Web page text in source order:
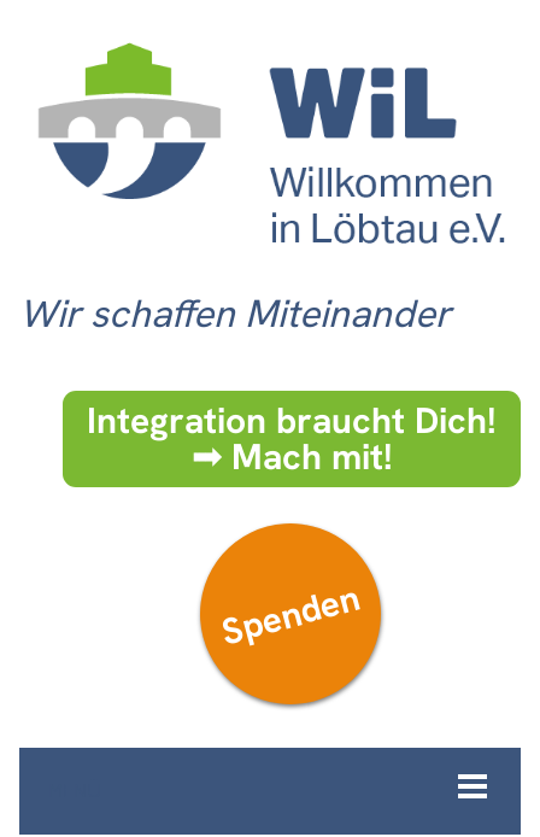
Wir schaffen Miteinander
Integration braucht Dich!
➟ Mach mit!
Spenden